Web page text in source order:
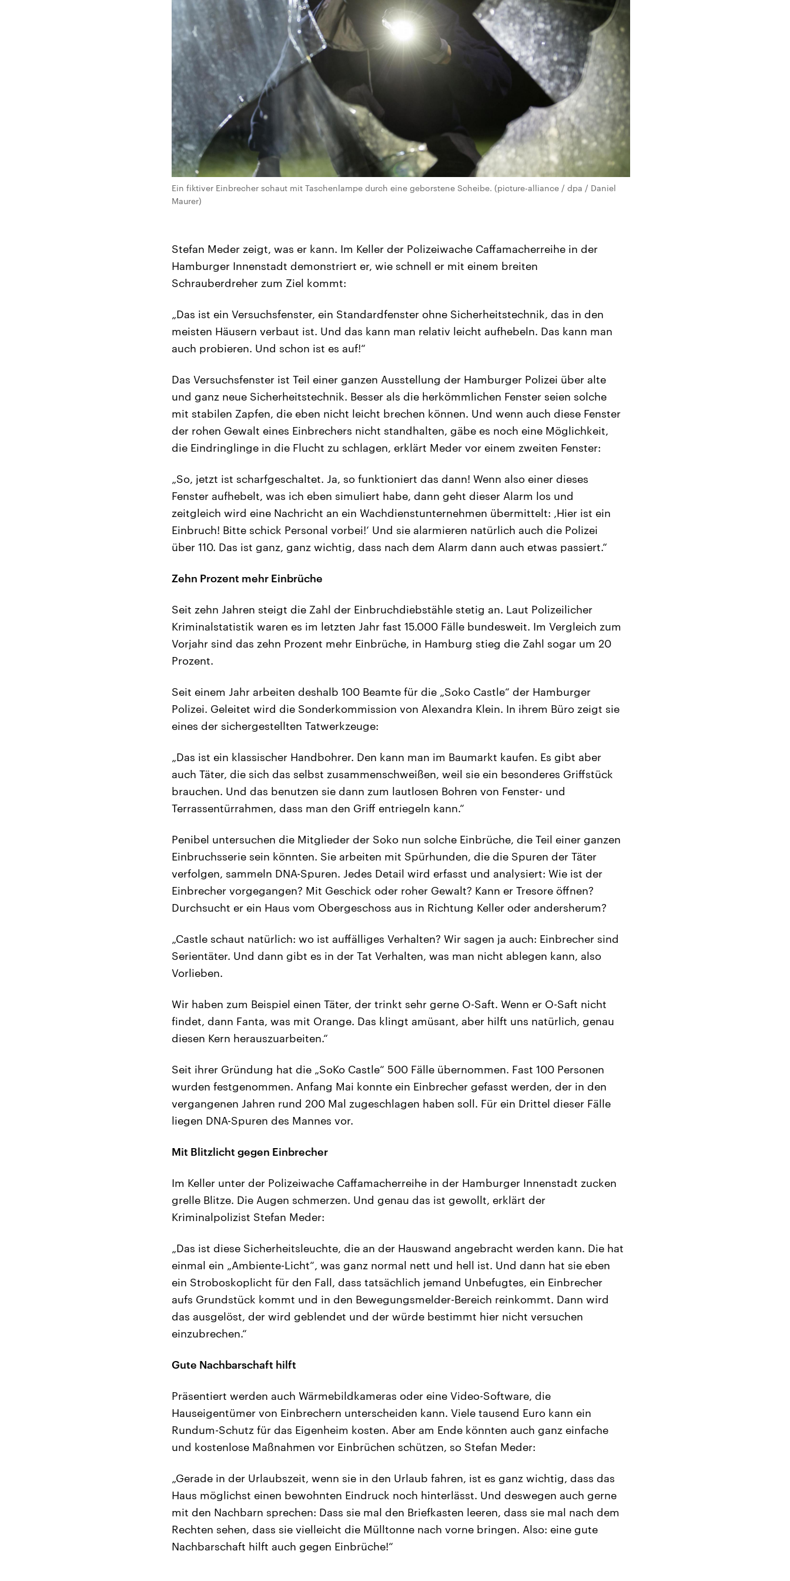
Ein fiktiver Einbrecher schaut mit Taschenlampe durch eine geborstene Scheibe. (picture-alliance / dpa / Daniel
Maurer)
Stefan Meder zeigt, was er kann. Im Keller der Polizeiwache Caffamacherreihe in der
Hamburger Innenstadt demonstriert er, wie schnell er mit einem breiten
Schrauberdreher zum Ziel kommt:
„Das ist ein Versuchsfenster, ein Standardfenster ohne Sicherheitstechnik, das in den
meisten Häusern verbaut ist. Und das kann man relativ leicht aufhebeln. Das kann man
auch probieren. Und schon ist es auf!“
Das Versuchsfenster ist Teil einer ganzen Ausstellung der Hamburger Polizei über alte
und ganz neue Sicherheitstechnik. Besser als die herkömmlichen Fenster seien solche
mit stabilen Zapfen, die eben nicht leicht brechen können. Und wenn auch diese Fenster
der rohen Gewalt eines Einbrechers nicht standhalten, gäbe es noch eine Möglichkeit,
die Eindringlinge in die Flucht zu schlagen, erklärt Meder vor einem zweiten Fenster:
„So, jetzt ist scharfgeschaltet. Ja, so funktioniert das dann! Wenn also einer dieses
Fenster aufhebelt, was ich eben simuliert habe, dann geht dieser Alarm los und
zeitgleich wird eine Nachricht an ein Wachdienstunternehmen übermittelt: ‚Hier ist ein
Einbruch! Bitte schick Personal vorbei!‘ Und sie alarmieren natürlich auch die Polizei
über 110. Das ist ganz, ganz wichtig, dass nach dem Alarm dann auch etwas passiert.“
Zehn Prozent mehr Einbrüche
Seit zehn Jahren steigt die Zahl der Einbruchdiebstähle stetig an. Laut Polizeilicher
Kriminalstatistik waren es im letzten Jahr fast 15.000 Fälle bundesweit. Im Vergleich zum
Vorjahr sind das zehn Prozent mehr Einbrüche, in Hamburg stieg die Zahl sogar um 20
Prozent.
Seit einem Jahr arbeiten deshalb 100 Beamte für die „Soko Castle“ der Hamburger
Polizei. Geleitet wird die Sonderkommission von Alexandra Klein. In ihrem Büro zeigt sie
eines der sichergestellten Tatwerkzeuge:
„Das ist ein klassischer Handbohrer. Den kann man im Baumarkt kaufen. Es gibt aber
auch Täter, die sich das selbst zusammenschweißen, weil sie ein besonderes Griffstück
brauchen. Und das benutzen sie dann zum lautlosen Bohren von Fenster- und
Terrassentürrahmen, dass man den Griff entriegeln kann.“
Penibel untersuchen die Mitglieder der Soko nun solche Einbrüche, die Teil einer ganzen
Einbruchsserie sein könnten. Sie arbeiten mit Spürhunden, die die Spuren der Täter
verfolgen, sammeln DNA-Spuren. Jedes Detail wird erfasst und analysiert: Wie ist der
Einbrecher vorgegangen? Mit Geschick oder roher Gewalt? Kann er Tresore öffnen?
Durchsucht er ein Haus vom Obergeschoss aus in Richtung Keller oder andersherum?
„Castle schaut natürlich: wo ist auffälliges Verhalten? Wir sagen ja auch: Einbrecher sind
Serientäter. Und dann gibt es in der Tat Verhalten, was man nicht ablegen kann, also
Vorlieben.
Wir haben zum Beispiel einen Täter, der trinkt sehr gerne O-Saft. Wenn er O-Saft nicht
findet, dann Fanta, was mit Orange. Das klingt amüsant, aber hilft uns natürlich, genau
diesen Kern herauszuarbeiten.“
Seit ihrer Gründung hat die „SoKo Castle“ 500 Fälle übernommen. Fast 100 Personen
wurden festgenommen. Anfang Mai konnte ein Einbrecher gefasst werden, der in den
vergangenen Jahren rund 200 Mal zugeschlagen haben soll. Für ein Drittel dieser Fälle
liegen DNA-Spuren des Mannes vor.
Mit Blitzlicht gegen Einbrecher
Im Keller unter der Polizeiwache Caffamacherreihe in der Hamburger Innenstadt zucken
grelle Blitze. Die Augen schmerzen. Und genau das ist gewollt, erklärt der
Kriminalpolizist Stefan Meder:
„Das ist diese Sicherheitsleuchte, die an der Hauswand angebracht werden kann. Die hat
einmal ein „Ambiente-Licht“, was ganz normal nett und hell ist. Und dann hat sie eben
ein Stroboskoplicht für den Fall, dass tatsächlich jemand Unbefugtes, ein Einbrecher
aufs Grundstück kommt und in den Bewegungsmelder-Bereich reinkommt. Dann wird
das ausgelöst, der wird geblendet und der würde bestimmt hier nicht versuchen
einzubrechen.“
Gute Nachbarschaft hilft
Präsentiert werden auch Wärmebildkameras oder eine Video-Software, die
Hauseigentümer von Einbrechern unterscheiden kann. Viele tausend Euro kann ein
Rundum-Schutz für das Eigenheim kosten. Aber am Ende könnten auch ganz einfache
und kostenlose Maßnahmen vor Einbrüchen schützen, so Stefan Meder:
„Gerade in der Urlaubszeit, wenn sie in den Urlaub fahren, ist es ganz wichtig, dass das
Haus möglichst einen bewohnten Eindruck noch hinterlässt. Und deswegen auch gerne
mit den Nachbarn sprechen: Dass sie mal den Briefkasten leeren, dass sie mal nach dem
Rechten sehen, dass sie vielleicht die Mülltonne nach vorne bringen. Also: eine gute
Nachbarschaft hilft auch gegen Einbrüche!“